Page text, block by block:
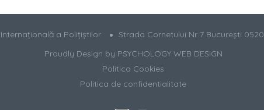
a Polițiștilor Strada Cornetului Nr 7 București
Proudly Design by PSYCHOLOGY WEB DESIGN
Politica Cookies
Politica de confidentialitate